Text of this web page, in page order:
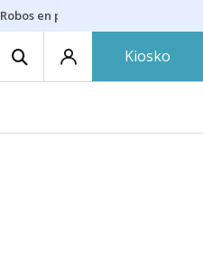
Robos en playas
Kiosko